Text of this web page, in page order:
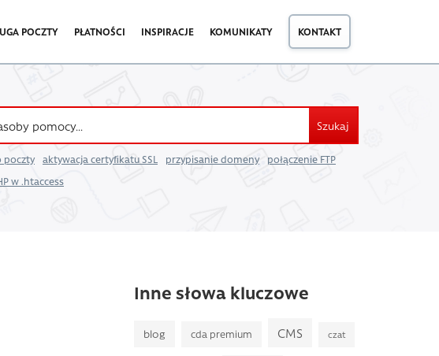
POCZTY PŁATNOŚCI INSPIRACJE KOMUNIKATY KONTAKT
Szukaj
poczty aktywacja certyfikatu SSL przypisanie domeny
połączenie FTP
w .htaccess
Inne słowa kluczowe
blog cda premium CMS czat